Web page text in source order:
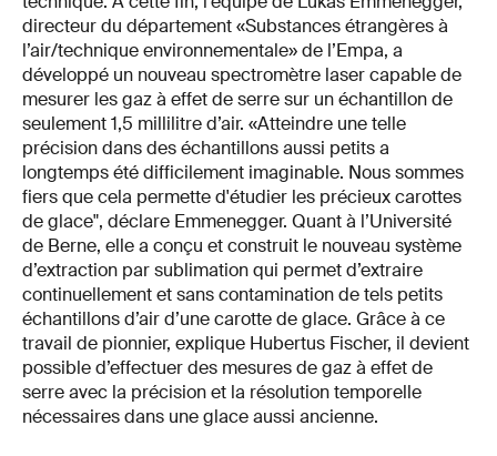
directeur du département «Substances étrangères à
l’air/technique environnementale» de l’Empa, a
développé un nouveau spectromètre laser capable de
mesurer les gaz à effet de serre sur un échantillon de
seulement 1,5 millilitre d’air. «Atteindre une telle
précision dans des échantillons aussi petits a
longtemps été difficilement imaginable. Nous sommes
fiers que cela permette d'étudier les précieux carottes
de glace", déclare Emmenegger. Quant à l’Université
de Berne, elle a conçu et construit le nouveau système
d’extraction par sublimation qui permet d’extraire
continuellement et sans contamination de tels petits
échantillons d’air d’une carotte de glace. Grâce à ce
travail de pionnier, explique Hubertus Fischer, il devient
possible d’effectuer des mesures de gaz à effet de
serre avec la précision et la résolution temporelle
nécessaires dans une glace aussi ancienne.